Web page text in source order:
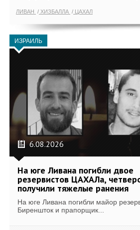
ЛИВАН ХИЗБАЛЛА ЦАХАЛ
ИЗРАИЛЬ
6.08.2026
На юге Ливана погибли двое
резервистов ЦАХАЛа,
получили тяжелые ранения
На юге Ливана погибли майор
Биреншток и прапорщик...